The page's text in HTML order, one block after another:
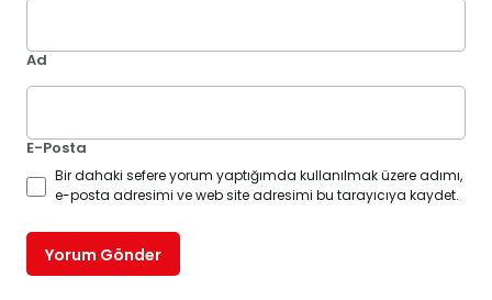
Ad
E-Posta
Bir dahaki sefere yorum yaptığımda kullanılmak üzere adımı,
e-posta adresimi ve web site adresimi bu tarayıcıya kaydet.
Yorum Gönder